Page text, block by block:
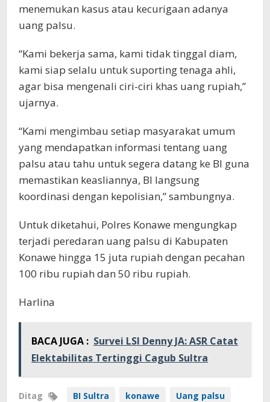
menemukan kasus atau kecurigaan adanya
uang palsu.
“Kami bekerja sama, kami tidak tinggal diam,
kami siap selalu untuk suporting tenaga ahli,
agar bisa mengenali ciri-ciri khas uang rupiah,”
ujarnya.
“Kami mengimbau setiap masyarakat umum
yang mendapatkan informasi tentang uang
palsu atau tahu untuk segera datang ke BI guna
memastikan keasliannya, BI langsung
koordinasi dengan kepolisian,” sambungnya.
Untuk diketahui, Polres Konawe mengungkap
terjadi peredaran uang palsu di Kabupaten
Konawe hingga 15 juta rupiah dengan pecahan
100 ribu rupiah dan 50 ribu rupiah.
Harlina
BACA JUGA : Survei LSI Denny JA: ASR Catat
Elektabilitas Tertinggi Cagub Sultra
Ditag BI Sultra konawe Uang palsu